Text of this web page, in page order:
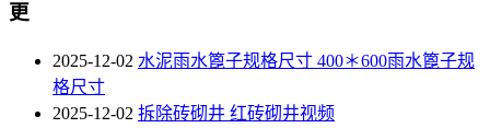
更
2025-12-02 水泥雨水篦子规格尺寸 400＊600雨水篦子规
格尺寸
2025-12-02 拆除砖砌井 红砖砌井视频